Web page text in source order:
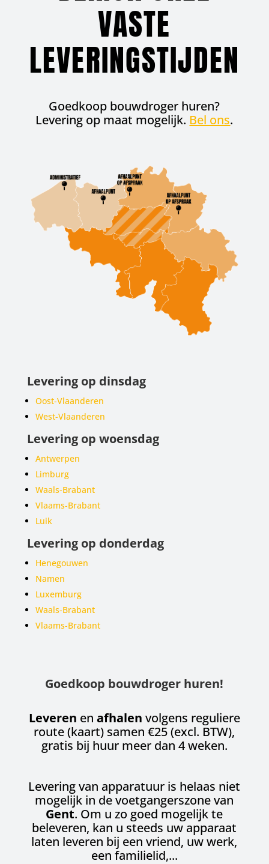
VASTE
LEVERINGS­TIJDEN
Goedkoop bouwdroger huren?
Levering op maat mogelijk. Bel ons.
Levering op dinsdag
Oost-Vlaanderen
West-Vlaanderen
Levering op woensdag
Antwerpen
Limburg
Waals-Brabant
Vlaams-Brabant
Luik
Levering op donderdag
Henegouwen
Namen
Luxemburg
Waals-Brabant
Vlaams-Brabant
Goedkoop bouwdroger huren!
Leveren en afhalen volgens reguliere
route (kaart) samen €25 (excl. BTW),
gratis bij huur meer dan 4 weken.
Levering van apparatuur is helaas niet
mogelijk in de voetgangerszone van
Gent. Om u zo goed mogelijk te
beleveren, kan u steeds uw apparaat
laten leveren bij een vriend, uw werk,
een familielid,...